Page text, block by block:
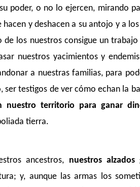
poder, o no lo ejercen, mirando
hacen y deshacen a su antojo y a
de los nuestros consigue un
nuestros yacimientos y
a nuestras familias, para
ser testigos de ver cómo echan la
nuestro territorio para ganar
tierra.
ancestros, nuestros alzados
y, aunque las armas los